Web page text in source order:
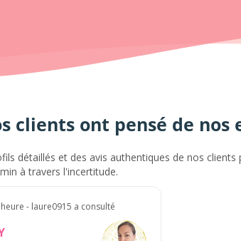
clients ont pensé de nos
détaillés et des avis authentiques de nos
à travers l'incertitude.
heure - laure0915 a consulté